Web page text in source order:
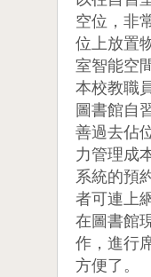
空位，非
位上放置
室智能空
本校教職
圖書館自
善過去佔
力管理成
系統的預
者可連上
在圖書館
作，進行
方便了。